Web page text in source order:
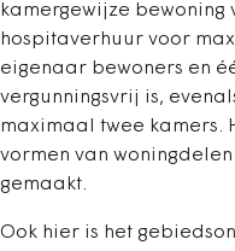
kamergewijze
hospitaverhuur voor
eigenaar bewoners en
vergunningsvrij is,
maximaal twee kamers.
vormen van
gemaakt.
Ook hier is het